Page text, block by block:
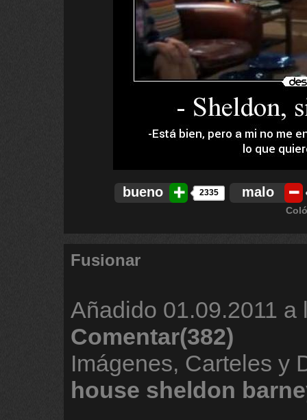
bueno 2335 malo
Fusionar
Añadido 01.09.2011 a
Comentar(382)
Imágenes, Carteles y
house sheldon